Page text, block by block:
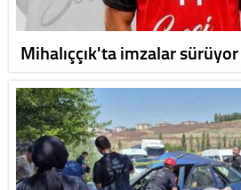
Mihalıççık'ta imzalar sürüyor